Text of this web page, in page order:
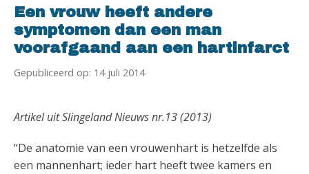
Een vrouw heeft andere
symptomen dan een man
voorafgaand aan een hartinfarct
Gepubliceerd op: 14 juli 2014
Artikel uit Slingeland Nieuws nr.13 (2013)
“De anatomie van een vrouwenhart is hetzelfde als
een mannenhart; ieder hart heeft twee kamers en